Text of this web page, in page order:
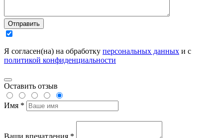
Отправить
Я согласен(на) на обработку персональных данных и с
политикой конфиденциальности
Оставить отзыв
Имя *
Ваши впечатления *